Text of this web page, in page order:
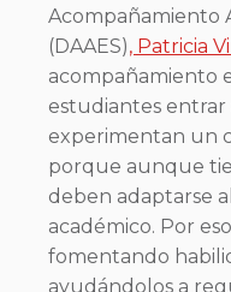
Acompañamiento
(DAAES), Patricia
acompañamiento
estudiantes entrar
experimentan un
porque aunque
deben adaptarse
académico. Por
fomentando
ayudándolos a